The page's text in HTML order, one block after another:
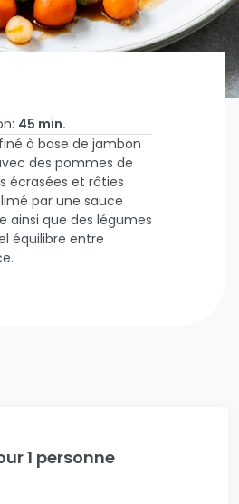
45 min.
à base de jambon
des pommes de
écrasées et rôties
par une sauce
ainsi que des légumes
équilibre entre
1 personne